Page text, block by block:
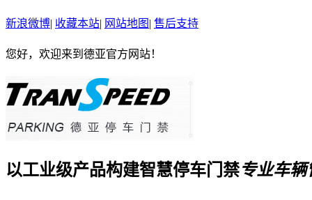
新浪微博| 收藏本站| 网站地图 | 售后支持
您好，欢迎来到德亚官方网站！
以工业级产品构建智慧停车门禁专业车